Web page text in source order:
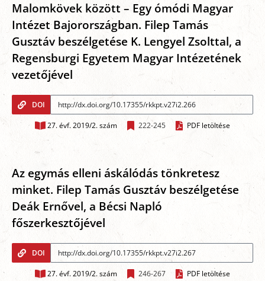
Malomkövek között – Egy ómódi Magyar
Intézet Bajorországban. Filep Tamás
Gusztáv beszélgetése K. Lengyel Zsolttal, a
Regensburgi Egyetem Magyar Intézetének
vezetőjével
DOI
27. évf. 2019/2. szám 222-245 PDF letöltése
Az egymás elleni áskálódás tönkretesz
minket. Filep Tamás Gusztáv beszélgetése
Deák Ernővel, a Bécsi Napló
főszerkesztőjével
DOI
27. évf. 2019/2. szám 246-267 PDF letöltése